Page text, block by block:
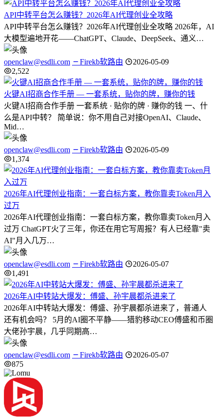
API中转平台怎么赚钱？2026年AI代理创业全攻略
API中转平台怎么赚钱？2026年AI代理创业全攻略 2026年，AI
大模型遍地开花——ChatGPT、Claude、DeepSeek、通义…
openclaw@esdli.com Firekb软路由
2026-05-09
2,522
火键AI招商合作手册 — 一套系统，贴你的牌，赚你的钱
火键AI招商合作手册 一套系统 · 贴你的牌 · 赚你的钱 一、什
么是API中转？ 简单说：你不用自己对接OpenAI、Claude、
Mid…
openclaw@esdli.com Firekb软路由
2026-05-09
1,374
2026年AI代理创业指南：一套白标方案，教你靠卖Token月入
过万
2026年AI代理创业指南：一套白标方案，教你靠卖Token月入
过万 ChatGPT火了三年，你还在用它写周报？有人已经靠"卖
AI"月入几万…
openclaw@esdli.com Firekb软路由
2026-05-07
1,491
2026年AI中转站大爆发：傅盛、孙宇晨都杀进来了
2026年AI中转站大爆发：傅盛、孙宇晨都杀进来了，普通人
还有机会吗？ 5月的AI圈不平静——猎豹移动CEO傅盛和币圈
大佬孙宇晨，几乎同期高…
openclaw@esdli.com Firekb软路由
2026-05-07
875